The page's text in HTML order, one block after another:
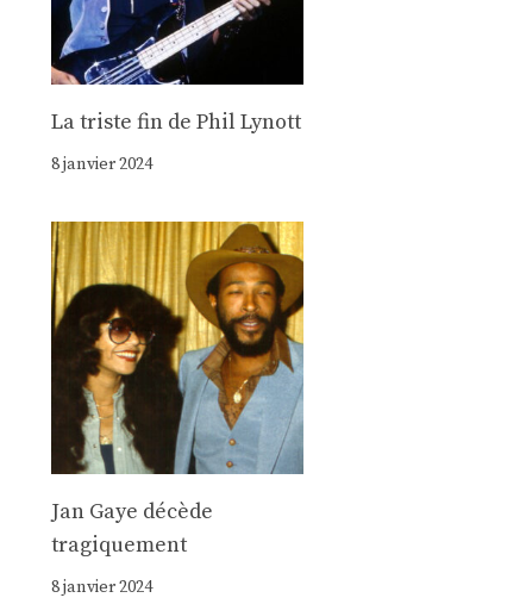
La triste fin de Phil Lynott
8 janvier 2024
Jan Gaye décède
tragiquement
8 janvier 2024